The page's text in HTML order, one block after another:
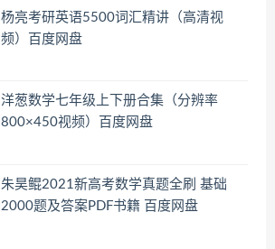
杨亮考研英语5500词汇精讲（高清视
频）百度网盘
洋葱数学七年级上下册合集（分辨率
800×450视频）百度网盘
朱昊鲲2021新高考数学真题全刷 基础
2000题及答案PDF书籍 百度网盘